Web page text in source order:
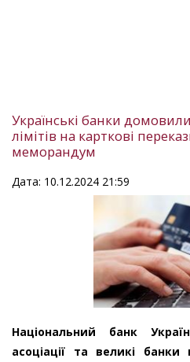
Українські банки
лімітів на карткові
меморандум
Дата: 10.12.2024 21:59
Національний банк
асоціації та великі